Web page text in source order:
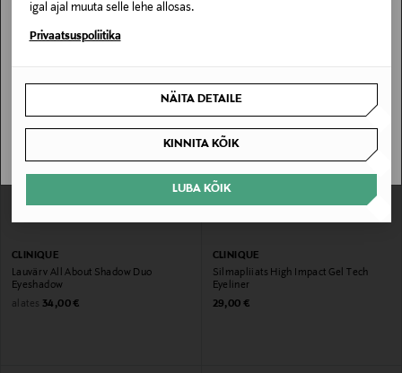
igal ajal muuta selle lehe allosas.
Privaatsuspoliitika
NÄITA DETAILE
KINNITA KÕIK
LUBA KÕIK
Original Price
36,00 €
CLINIQUE
Lauvärv All About Shadow Duo
Eyeshadow
alates Original Price
34,00 €
CLINIQUE
Silmapliiats High Impact Gel Tech
Eyeliner
Original Price
29,00 €
Stockmann pole Sinu riigis saadaval.
SAAN ARU